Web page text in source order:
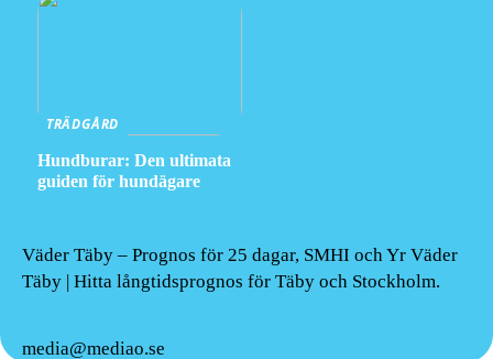
TRÄDGÅRD
Hundburar: Den ultimata
guiden för hundägare
Väder Täby – Prognos för 25 dagar, SMHI och Yr Väder
Täby | Hitta långtidsprognos för Täby och Stockholm.
media@mediao.se